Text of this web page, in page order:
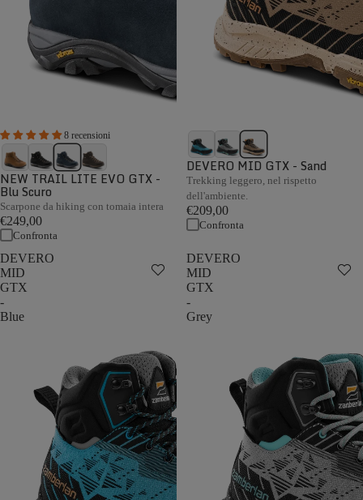
8 recensioni
NEW TRAIL LITE EVO GTX -
Blu Scuro
Scarpone da hiking con tomaia intera
€249,00
Confronta
DEVERO MID GTX - Sand
Trekking leggero, nel rispetto
dell'ambiente.
€209,00
Confronta
DEVERO
MID
GTX
-
Blue
DEVERO
MID
GTX
-
Grey